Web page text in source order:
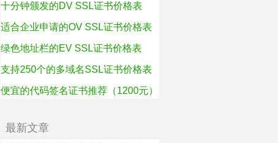
十分钟颁发的DV SSL证书价格表
适合企业申请的OV SSL证书价格表
绿色地址栏的EV SSL证书价格表
支持250个的多域名SSL证书价格表
便宜的代码签名证书推荐（1200元）
最新文章